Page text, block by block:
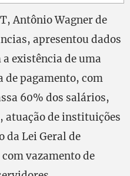
Antônio Wagner de
apresentou dados
existência de uma
de pagamento, com
60% dos salários,
atuação de instituições
da Lei Geral de
vazamento de